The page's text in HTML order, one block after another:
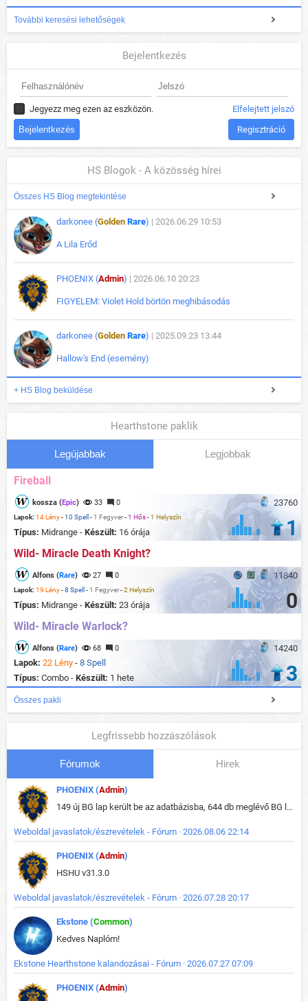
További keresési lehetőségek
Bejelentkezés
Jegyezz meg ezen az eszközön. Elfelejtett jelszó
Regisztráció
HS Blogok - A közösség hírei
Összes HS Blog megtekintése
darkonee (Golden Rare) | 2026.06.29 10:53
A Lila Erőd
PHOENIX (Admin) | 2026.06.10 20:23
FIGYELEM: Violet Hold börtön meghibásodás
darkonee (Golden Rare) | 2025.09.23 13:44
Hallow's End (esemény)
+ HS Blog beküldése
Hearthstone paklik
Legújabbak Legjobbak
Fireball
23760
kossza (Epic) 33 0
Lapok: 14 Lény-10 Spell - 1 Fegyver-1 Hős-1 Helyszín
Típus: Midrange - Készült: 16 órája 1
Wild- Miracle Death Knight?
11840
Alfons (Rare) 27 0
Lapok: 19 Lény-8 Spell - 1 Fegyver-2 Helyszín
Típus: Midrange - Készült: 23 órája 0
Wild- Miracle Warlock?
14240
Alfons (Rare) 68 0
Lapok: 22 Lény - 8 Spell
Típus: Combo - Készült: 1 hete 3
Összes pakli
Legfrissebb hozzászólások
Fórumok Hirek
PHOENIX (Admin)
149 új BG lap került be az adatbázisba, 644 db meglévő BG lap módosult, bekerültek az új képek a megváltozott lapokhoz is.
Weboldal javaslatok/észrevételek - Fórum · 2026.08.06 22:14
PHOENIX (Admin)
HSHU v31.3.0
Weboldal javaslatok/észrevételek - Fórum · 2026.07.28 20:17
Ekstone (Common)
Kedves Naplóm!
Ekstone Hearthstone kalandozásai - Fórum · 2026.07.27 07:09
PHOENIX (Admin)